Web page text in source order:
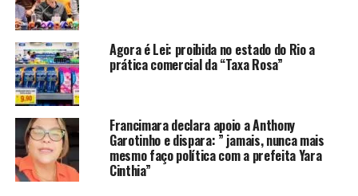
Veja o resultado após o fim da apuração:
ANÚNCIO
Agora é Lei: proibida no estado do Rio a
prática comercial da “Taxa Rosa”
Francimara declara apoio a Anthony
Garotinho e dispara: ” jamais, nunca mais
mesmo faço política com a prefeita Yara
Cinthia”